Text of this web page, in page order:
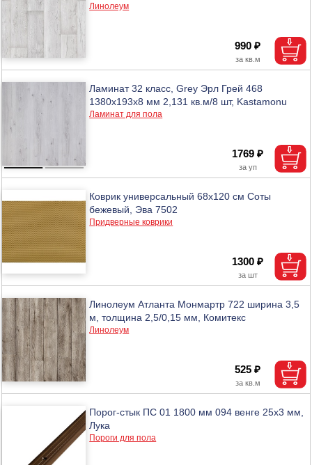
Линолеум
990 ₽
Ламинат 32 класс, Grey Эрл Грей 468
1380x193x8 мм 2,131 кв.м/8 шт, Kastamonu
Ламинат для пола
1769 ₽
Коврик универсальный 68х120 см Соты
бежевый, Эва 7502
Придверные коврики
1300 ₽
Линолеум Атланта Монмартр 722 ширина 3,5
м, толщина 2,5/0,15 мм, Комитекс
Линолеум
525 ₽
Порог-стык ПС 01 1800 мм 094 венге 25х3 мм,
Лука
Пороги для пола